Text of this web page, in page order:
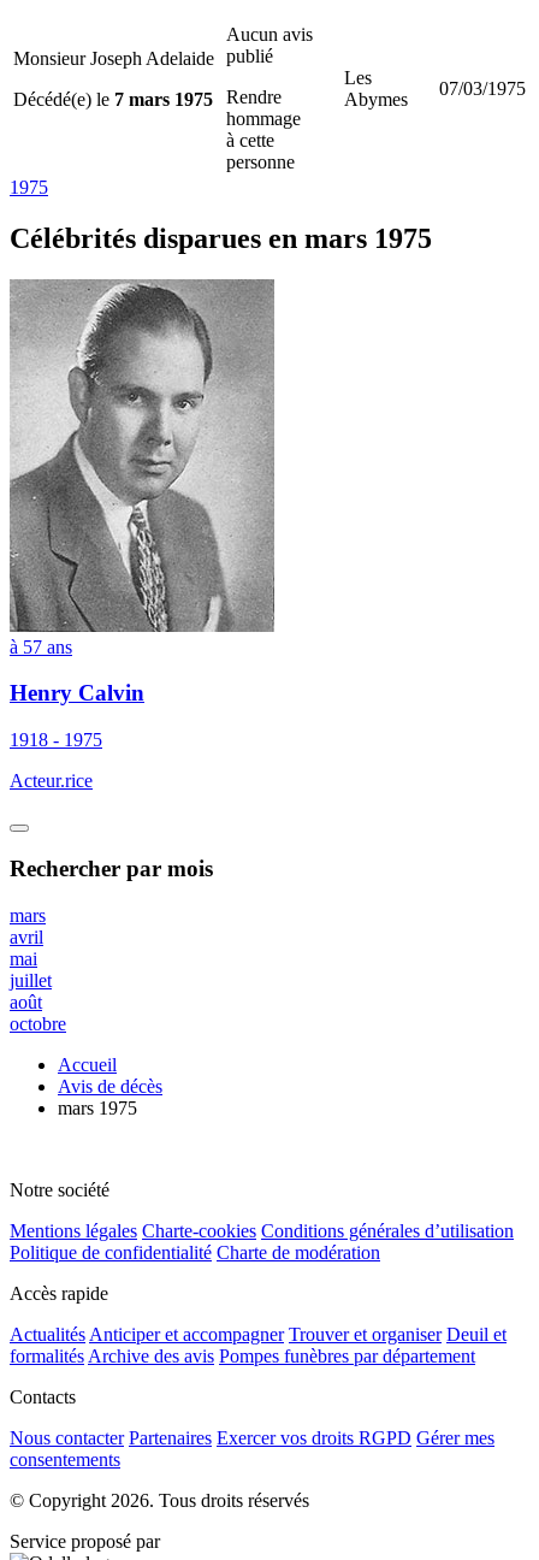
Monsieur Joseph Adelaide
Décédé(e) le 7 mars 1975
Aucun avis
publié
Rendre
hommage
à cette
personne
Les
Abymes
07/03/1975
1975
Célébrités disparues en mars 1975
à 57 ans
Henry Calvin
1918 - 1975
Acteur.rice
Rechercher par mois
mars
avril
mai
juillet
août
octobre
Accueil
Avis de décès
mars 1975
Notre société
Mentions légales Charte-cookies Conditions générales d’utilisation
Politique de confidentialité Charte de modération
Accès rapide
Actualités Anticiper et accompagner Trouver et organiser Deuil et
formalités Archive des avis Pompes funèbres par département
Contacts
Nous contacter Partenaires Exercer vos droits RGPD Gérer mes
consentements
© Copyright 2026. Tous droits réservés
Service proposé par